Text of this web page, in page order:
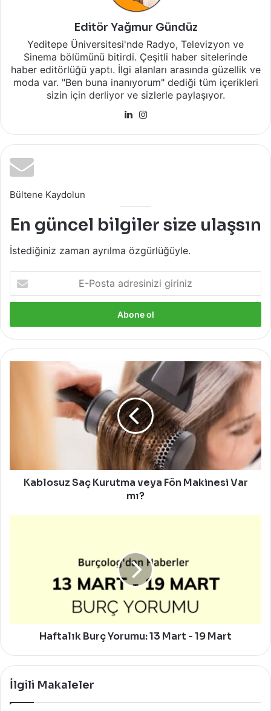
Editör Yağmur Gündüz
Yeditepe Üniversitesi'nde Radyo, Televizyon ve
Sinema bölümünü bitirdi. Çeşitli haber sitelerinde
haber editörlüğü yaptı. İlgi alanları arasında güzellik ve
moda var. "Ben buna inanıyorum" dediği tüm içerikleri
sizin için derliyor ve sizlerle paylaşıyor.
LinkedIn
Bültene Kaydolun
En güncel bilgiler size ulaşsın
İstediğiniz zaman ayrılma özgürlüğüyle.
E-
Posta
adresinizi
Kablosuz Saç Kurutma veya Fön Makinesi Var
mı?
Haftalık Burç Yorumu: 13 Mart - 19 Mart
İlgili Makaleler